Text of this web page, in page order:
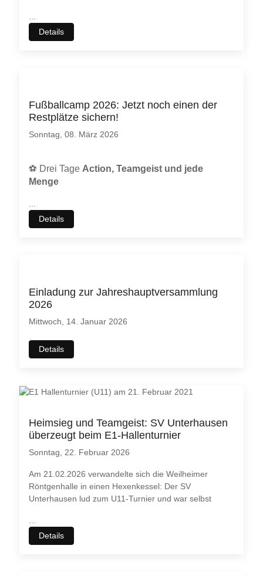
Details
Fußballcamp 2026: Jetzt noch einen der
Restplätze sichern!
Sonntag, 08. März 2026
⚽ Drei Tage Action, Teamgeist und jede
Menge
Details
Einladung zur Jahreshauptversammlung
2026
Mittwoch, 14. Januar 2026
Details
Heimsieg und Teamgeist: SV Unterhausen
überzeugt beim E1-Hallenturnier
Sonntag, 22. Februar 2026
Am 21.02.2026 verwandelte sich die Weilheimer
Röntgenhalle in einen Hexenkessel: Der SV
Unterhausen lud zum U11-Turnier und war selbst
Details
Wir benutzen Cookies
sind essenziell für den Betrieb der Seite wichtig, während
andere uns helfen, diese Website und die Nutzererfahrung
immer weiter zu verbessern (